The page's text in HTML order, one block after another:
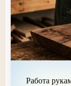
Работа